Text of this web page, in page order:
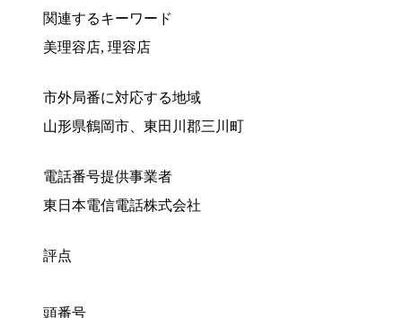
関連するキーワード
美理容店, 理容店
市外局番に対応する地域
山形県鶴岡市、東田川郡三川町
電話番号提供事業者
東日本電信電話株式会社
評点
頭番号